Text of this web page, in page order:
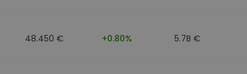
48.450 € +0.80% 5.7B €